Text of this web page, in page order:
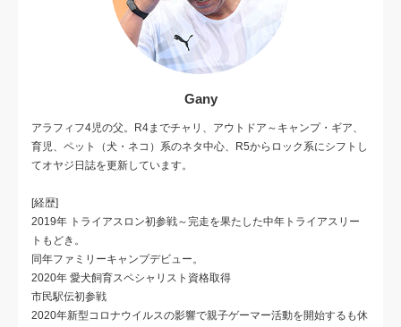
Gany
アラフィフ4児の父。R4までチャリ、アウトドア～キャンプ・ギア、
育児、ペット（犬・ネコ）系のネタ中心、R5からロック系にシフトし
てオヤジ日誌を更新しています。
[経歴]
2019年 トライアスロン初参戦～完走を果たした中年トライアスリー
トもどき。
同年ファミリーキャンプデビュー。
2020年 愛犬飼育スペシャリスト資格取得
市民駅伝初参戦
2020年新型コロナウイルスの影響で親子ゲーマー活動を開始するも休